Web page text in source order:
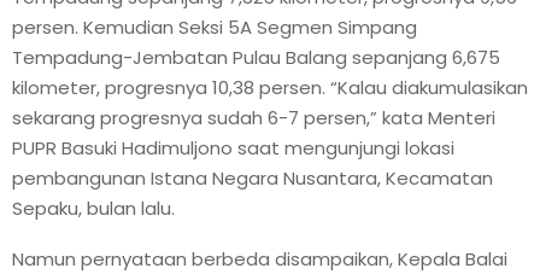
persen. Kemudian Seksi 5A Segmen Simpang
Tempadung-Jembatan Pulau Balang sepanjang 6,675
kilometer, progresnya 10,38 persen. “Kalau diakumulasikan
sekarang progresnya sudah 6-7 persen,” kata Menteri
PUPR Basuki Hadimuljono saat mengunjungi lokasi
pembangunan Istana Negara Nusantara, Kecamatan
Sepaku, bulan lalu.
Namun pernyataan berbeda disampaikan, Kepala Balai